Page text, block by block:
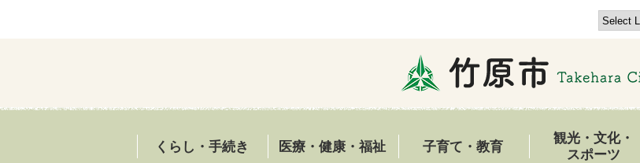
くらし・手続き 医療・健康・福祉 子育て・教育
観光・文化・
スポーツ